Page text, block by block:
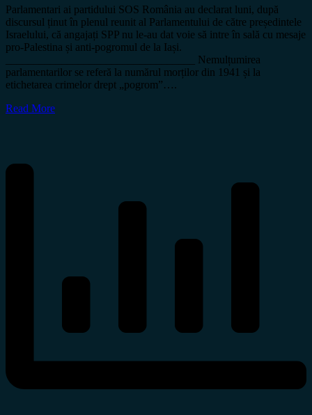
Parlamentari ai partidului SOS România au declarat luni, după
discursul ținut în plenul reunit al Parlamentului de către președintele
Israelului, că angajați SPP nu le-au dat voie să intre în sală cu mesaje
pro-Palestina și anti-pogromul de la Iași.
__________________________________ Nemulțumirea
parlamentarilor se referă la numărul morților din 1941 și la
etichetarea crimelor drept „pogrom”….
Read More